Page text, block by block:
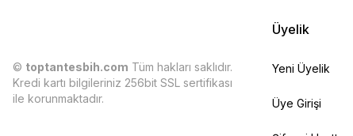
© toptantesbih.com Tüm hakları saklıdır.
Kredi kartı bilgileriniz 256bit SSL sertifikası
ile korunmaktadır.
Üyelik
Yeni Üyelik
Üye Girişi